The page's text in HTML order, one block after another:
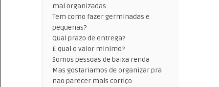
mal organizadas
Tem como fazer germinadas e
pequenas?
Qual prazo de entrega?
E qual o valor minimo?
Somos pessoas de baixa renda
Mas gostariamos de organizar pra
nao parecer mais cortiço